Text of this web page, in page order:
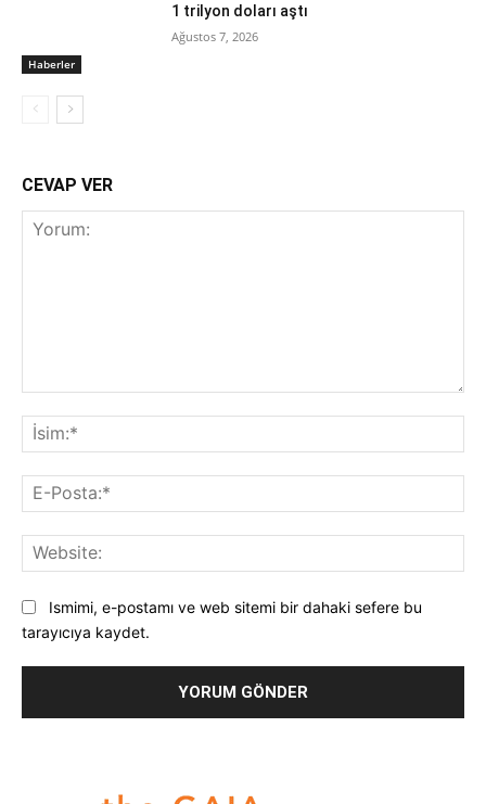
Haberler
1 trilyon doları aştı
Ağustos 7, 2026
CEVAP VER
Ismimi, e-postamı ve web sitemi bir dahaki sefere bu
tarayıcıya kaydet.